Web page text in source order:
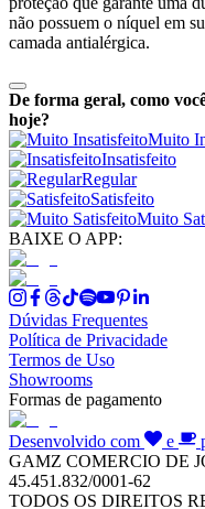
não possuem o níquel em
camada antialérgica.
De forma geral, como
hoje?
Muito
Insatisfeito
Regular
Satisfeito
Muito
BAIXE O APP:
Dúvidas Frequentes
Política de Privacidade
Termos de Uso
Showrooms
Formas de pagamento
Desenvolvido com e
GAMZ COMERCIO DE
45.451.832/0001-62
TODOS OS DIREITOS